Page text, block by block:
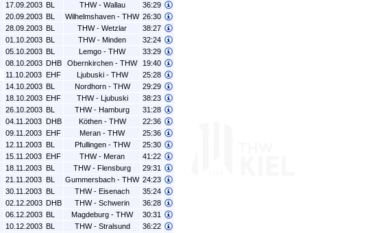
17.09.2003 BL THW - Wallau
36:29
20.09.2003 BL Wilhelmshaven - THW 26:30
28.09.2003 BL THW - Wetzlar
38:27
01.10.2003 BL THW - Minden
32:24
05.10.2003 BL Lemgo - THW
33:29
08.10.2003 DHB Obernkirchen - THW
19:40
11.10.2003 EHF Ljubuski - THW
25:28
14.10.2003 BL Nordhorn - THW
29:29
18.10.2003 EHF THW - Ljubuski
38:23
26.10.2003 BL THW - Hamburg
31:28
04.11.2003 DHB Köthen - THW
22:36
09.11.2003 EHF Meran - THW
25:36
12.11.2003 BL Pfullingen - THW
25:30
15.11.2003 EHF THW - Meran
41:22
18.11.2003 BL THW - Flensburg
29:31
21.11.2003 BL Gummersbach - THW 24:23
30.11.2003 BL THW - Eisenach
35:24
02.12.2003 DHB THW - Schwerin
36:28
06.12.2003 BL Magdeburg - THW
30:31
10.12.2003 BL THW - Stralsund
36:22